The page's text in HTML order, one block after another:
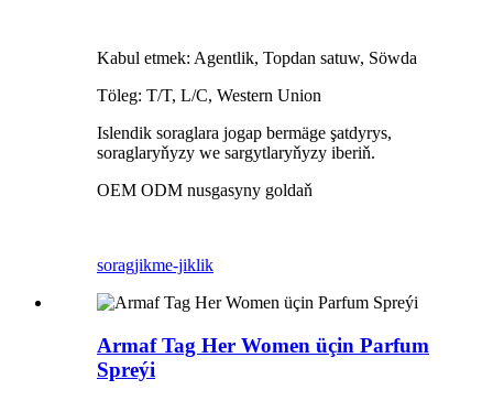
Kabul etmek: Agentlik, Topdan satuw, Söwda
Töleg: T/T, L/C, Western Union
Islendik soraglara jogap bermäge şatdyrys,
soraglaryňyzy we sargytlaryňyzy iberiň.
OEM ODM nusgasyny goldaň
soragjikme-jiklik
Armaf Tag Her Women üçin Parfum
Spreýi